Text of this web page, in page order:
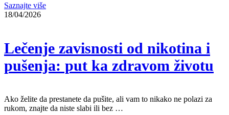
Saznajte više
18/04/2026
Lečenje zavisnosti od nikotina i
pušenja: put ka zdravom životu
Ako želite da prestanete da pušite, ali vam to nikako ne polazi za
rukom, znajte da niste slabi ili bez …